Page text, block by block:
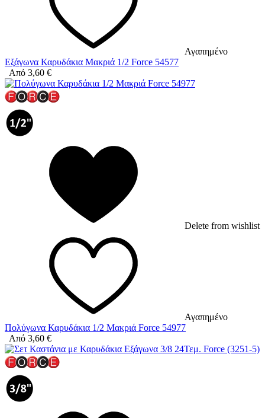
Αγαπημένο
Εξάγωνα Καρυδάκια Μακριά 1/2 Force 54577
Από 3,60 €
Delete from wishlist
Αγαπημένο
Πολύγωνα Καρυδάκια 1/2 Μακριά Force 54977
Από 3,60 €